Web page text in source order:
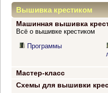
Вышивка крестиком
Машинная вышивка
Всё о вышивке крестиком
Программы
Мастер-класс
Схемы для вышивки